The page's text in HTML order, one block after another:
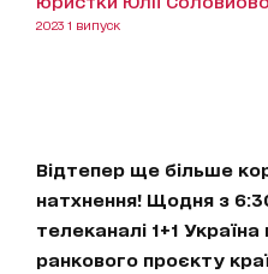
2023 1 випуск
Відтепер ще більше
натхнення! Щодня з
телеканалі 1+1
ранкового проєкту